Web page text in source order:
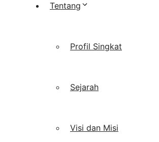
Tentang
Profil Singkat
Sejarah
Visi dan Misi